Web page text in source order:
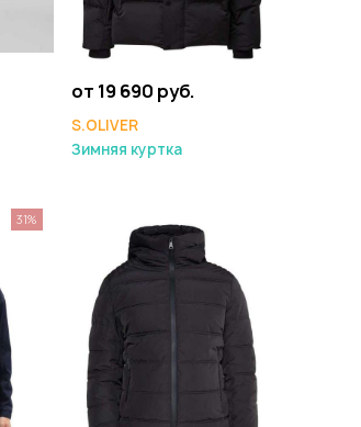
от 19 690 руб.
S.OLIVER
Зимняя куртка
31%